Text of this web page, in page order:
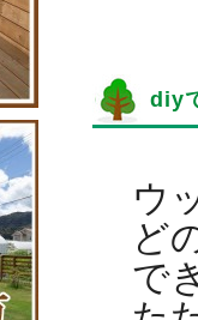
diy
ウ
ど
で